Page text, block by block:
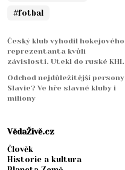
#fotbal
Český klub vyhodil hokejového
reprezentanta kvůli
závislosti. Utekl do ruské KHL
Odchod nejdůležitější persony
Slavie? Ve hře slavné kluby i
miliony
VědaŽivě.cz
Člověk
Historie a kultura